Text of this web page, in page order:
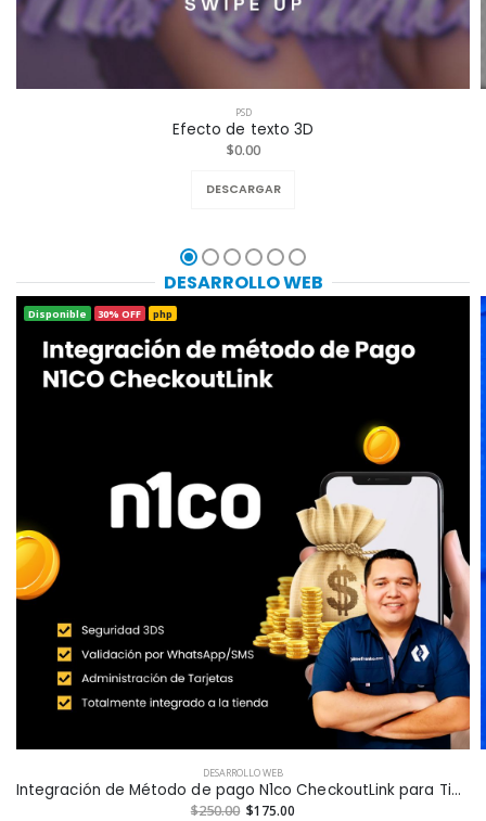
PSD
Efecto de texto 3D
$0.00
DESCARGAR
DESARROLLO WEB
Disponible 30% OFF php
DESARROLLO WEB
Integración de Método de pago N1co CheckoutLink para Tiendas en Línea a la Medida
$250.00 $175.00